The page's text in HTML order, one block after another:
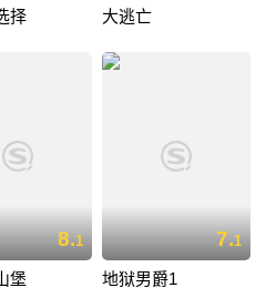
择 大逃亡
8.1
堡
7.1
地狱男爵1